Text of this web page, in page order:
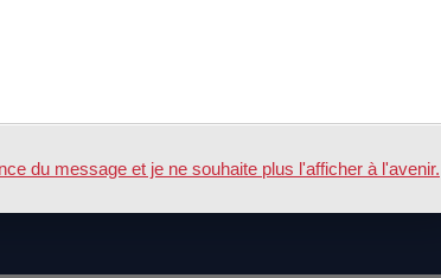
du message et je ne souhaite plus l'afficher à l'avenir.